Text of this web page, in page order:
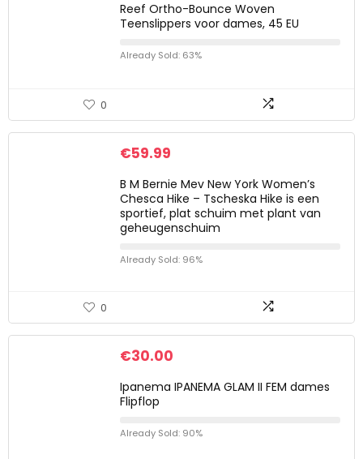
Reef Ortho-Bounce Woven
Teenslippers voor dames, 45 EU
Already Sold: 63%
0
€59.99
B M Bernie Mev New York Women’s
Chesca Hike – Tscheska Hike is een
sportief, plat schuim met plant van
geheugenschuim
Already Sold: 96%
0
€30.00
Ipanema IPANEMA GLAM II FEM dames
Flipflop
Already Sold: 90%